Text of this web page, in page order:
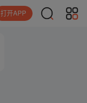
打开APP